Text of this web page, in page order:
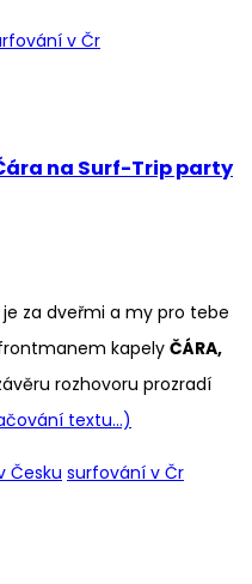
v Čr
na Surf-Trip party
je za dveřmi a my pro tebe
kapelyČÁRA,
rozhovoru prozradí
textu…)
Česku surfování v Čr